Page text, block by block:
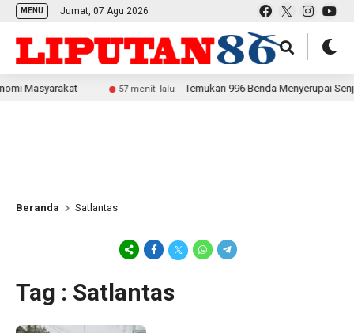
MENU Jumat, 07 Agu 2026
57 menit lalu Temukan 996 Benda Menyerupai Senjata di
Beranda Satlantas
Tag : Satlantas